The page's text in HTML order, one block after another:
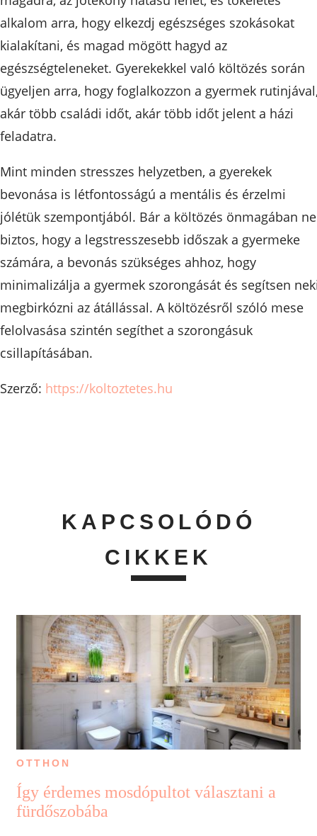
alkalom arra, hogy elkezdj egészséges szokásokat
kialakítani, és magad mögött hagyd az
egészségteleneket. Gyerekekkel való költözés során
ügyeljen arra, hogy foglalkozzon a gyermek
akár több családi időt, akár több időt jelent a házi
feladatra.
Mint minden stresszes helyzetben, a gyerekek
bevonása is létfontosságú a mentális és érzelmi
jólétük szempontjából. Bár a költözés önmagában
biztos, hogy a legstresszesebb időszak a gyermeke
számára, a bevonás szükséges ahhoz, hogy
minimalizálja a gyermek szorongását és segítsen
megbirkózni az átállással. A költözésről szóló mese
felolvasása szintén segíthet a szorongásuk
csillapításában.
Szerző: https://koltoztetes.hu
KAPCSOLÓDÓ
CIKKEK
OTTHON
Így érdemes mosdópultot választani a
fürdőszobába